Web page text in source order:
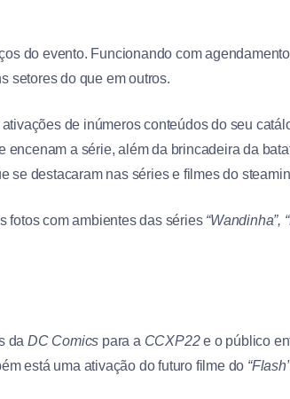
do evento. Funcionando com
setores do que em outros.
de inúmeros conteúdos do seu
encenam a série, além da brincadeira da
se destacaram nas séries e filmes do
fotos com ambientes das séries “Wandinha”,
daDC Comics para a CCXP22e o público
está uma ativação do futuro filme do “Flash”